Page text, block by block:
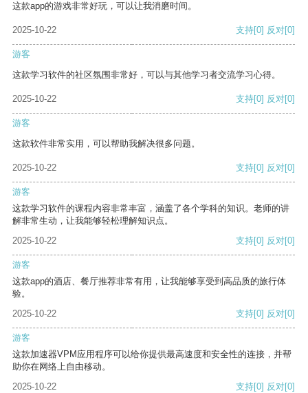
这款app的游戏非常好玩，可以让我消磨时间。
2025-10-22 支持[0] 反对[0]
游客
这款学习软件的社区氛围非常好，可以与其他学习者交流学习心得。
2025-10-22 支持[0] 反对[0]
游客
这款软件非常实用，可以帮助我解决很多问题。
2025-10-22 支持[0] 反对[0]
游客
这款学习软件的课程内容非常丰富，涵盖了各个学科的知识。老师的讲
解非常生动，让我能够轻松理解知识点。
2025-10-22
支持[0] 反对[0]
游客
这款app的酒店、餐厅推荐非常有用，让我能够享受到高品质的旅行体
验。
2025-10-22
支持[0] 反对[0]
游客
这款加速器VPM应用程序可以给你提供最高速度和安全性的连接，并帮
助你在网络上自由移动。
2025-10-22
支持[0] 反对[0]